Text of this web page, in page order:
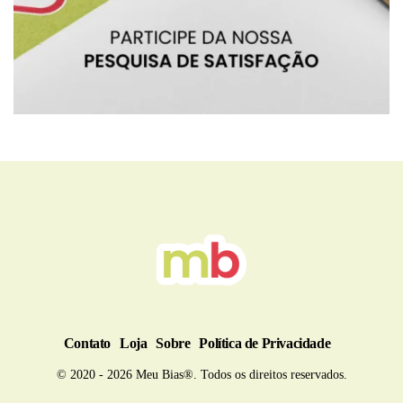
Contato Loja Sobre Política de Privacidade
© 2020 - 2026 Meu Bias®. Todos os direitos reservados.